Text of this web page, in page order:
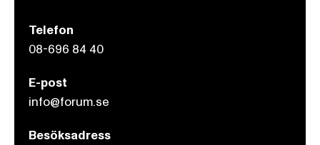
Telefon
08-696 84 40
E-post
info@forum.se
Besöksadress